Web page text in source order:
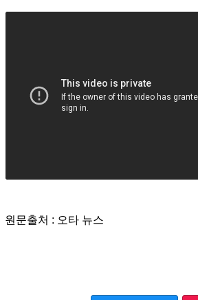
원문출처 : 오타 뉴스